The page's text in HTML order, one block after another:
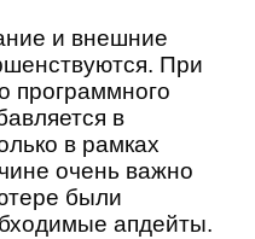
и внешние
При
программного
в
в рамках
очень важно
были
апдейты.